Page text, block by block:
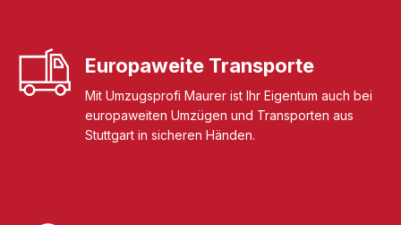
Europaweite Transporte
Mit Umzugsprofi Maurer ist Ihr Eigentum auch bei
europaweiten Umzügen und Transporten aus
Stuttgart in sicheren Händen.